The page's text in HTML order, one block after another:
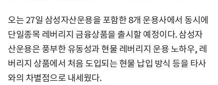
오는 27일 삼성자산운용을 포함한 8개 운용사에서 동시에
단일종목 레버리지 금융상품을 출시할 예정이다. 삼성자
산운용은 풍부한 유동성과 현물 레버리지 운용 노하우, 레
버리지 상품에서 처음 도입되는 현물 납입 방식 등을 타사
와의 차별점으로 내세웠다.